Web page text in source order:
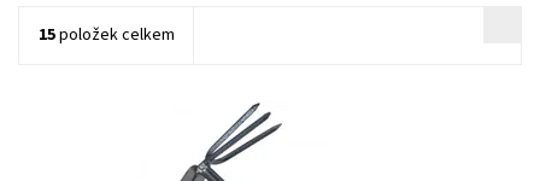
15položek celkem
Malá ruční oboustranná motyčka kombinovaná s trojzubým
kypřičem. Materiál ocel, plastová protiskluzová rukojeť.